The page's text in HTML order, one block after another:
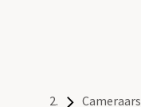
Cameraars